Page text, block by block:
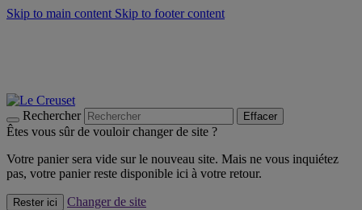
Skip to main content Skip to footer content
Rechercher Effacer
Êtes vous sûr de vouloir changer de site ?
Votre panier sera vide sur le nouveau site. Mais ne vous inquiétez
pas, votre panier reste disponible ici à votre retour.
Rester ici
Changer de site